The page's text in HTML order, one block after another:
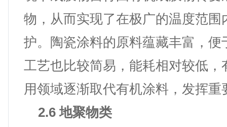
物，从而实现了在极广的温度范围
护。陶瓷涂料的原料蕴藏丰富，便
工艺也比较简易，能耗相对较低，
用领域逐渐取代有机涂料，发挥重
2.6 地聚物类